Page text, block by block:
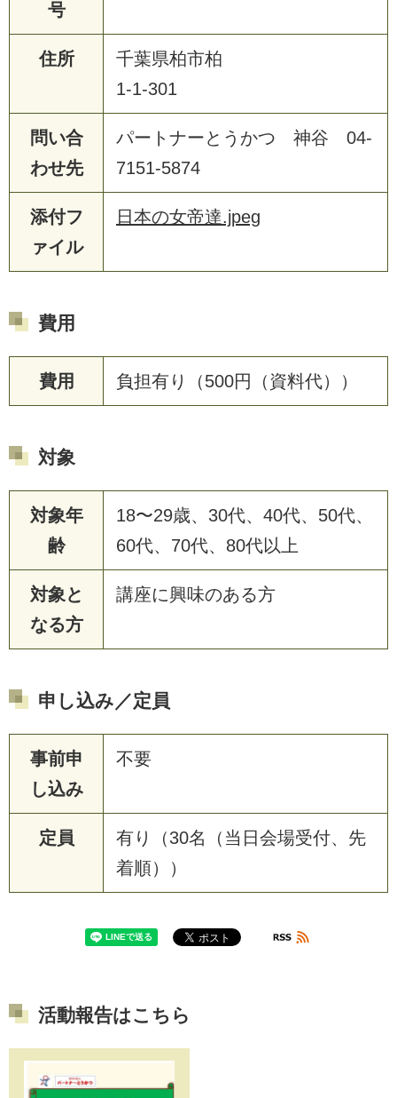
号
住所
千葉県柏市柏
1-1-301
問い合
わせ先
パートナーとうかつ 神谷 04-
7151-5874
添付フ
ァイル
日本の女帝達.jpeg
費用
費用 負担有り（500円（資料代））
対象
対象年
齢
18〜29歳、30代、40代、50代、
60代、70代、80代以上
対象と
なる方
講座に興味のある方
申し込み／定員
事前申
し込み
不要
定員
有り（30名（当日会場受付、先
着順））
活動報告はこちら